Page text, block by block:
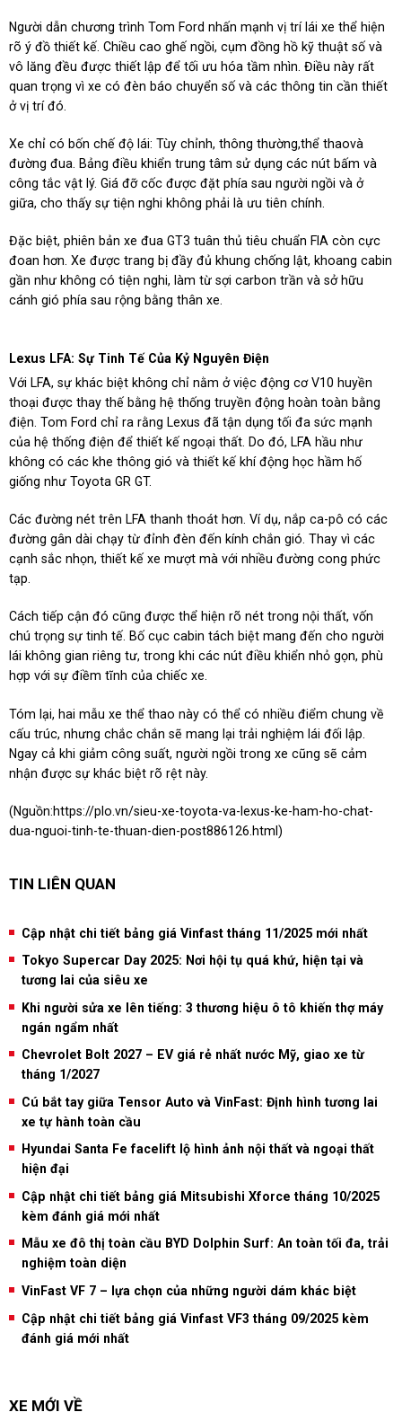
Người dẫn chương trình Tom Ford nhấn mạnh vị trí lái xe thể hiện
rõ ý đồ thiết kế. Chiều cao ghế ngồi, cụm đồng hồ kỹ thuật số và
vô lăng đều được thiết lập để tối ưu hóa tầm nhìn. Điều này rất
quan trọng vì xe có đèn báo chuyển số và các thông tin cần thiết
ở vị trí đó.
Xe chỉ có bốn chế độ lái: Tùy chỉnh, thông thường,thể thaovà
đường đua. Bảng điều khiển trung tâm sử dụng các nút bấm và
công tắc vật lý. Giá đỡ cốc được đặt phía sau người ngồi và ở
giữa, cho thấy sự tiện nghi không phải là ưu tiên chính.
Đặc biệt, phiên bản xe đua GT3 tuân thủ tiêu chuẩn FIA còn cực
đoan hơn. Xe được trang bị đầy đủ khung chống lật, khoang cabin
gần như không có tiện nghi, làm từ sợi carbon trần và sở hữu
cánh gió phía sau rộng bằng thân xe.
Lexus LFA: Sự Tinh Tế Của Kỷ Nguyên Điện
Với LFA, sự khác biệt không chỉ nằm ở việc động cơ V10 huyền
thoại được thay thế bằng hệ thống truyền động hoàn toàn bằng
điện. Tom Ford chỉ ra rằng Lexus đã tận dụng tối đa sức mạnh
của hệ thống điện để thiết kế ngoại thất. Do đó, LFA hầu như
không có các khe thông gió và thiết kế khí động học hầm hố
giống như Toyota GR GT.
Các đường nét trên LFA thanh thoát hơn. Ví dụ, nắp ca-pô có các
đường gân dài chạy từ đỉnh đèn đến kính chắn gió. Thay vì các
cạnh sắc nhọn, thiết kế xe mượt mà với nhiều đường cong phức
tạp.
Cách tiếp cận đó cũng được thể hiện rõ nét trong nội thất, vốn
chú trọng sự tinh tế. Bố cục cabin tách biệt mang đến cho người
lái không gian riêng tư, trong khi các nút điều khiển nhỏ gọn, phù
hợp với sự điềm tĩnh của chiếc xe.
Tóm lại, hai mẫu xe thể thao này có thể có nhiều điểm chung về
cấu trúc, nhưng chắc chắn sẽ mang lại trải nghiệm lái đối lập.
Ngay cả khi giảm công suất, người ngồi trong xe cũng sẽ cảm
nhận được sự khác biệt rõ rệt này.
(Nguồn:https://plo.vn/sieu-xe-toyota-va-lexus-ke-ham-ho-chat-
dua-nguoi-tinh-te-thuan-dien-post886126.html)
TIN LIÊN QUAN
Cập nhật chi tiết bảng giá Vinfast tháng 11/2025 mới nhất
Tokyo Supercar Day 2025: Nơi hội tụ quá khứ, hiện tại và
tương lai của siêu xe
Khi người sửa xe lên tiếng: 3 thương hiệu ô tô khiến thợ máy
ngán ngẩm nhất
Chevrolet Bolt 2027 – EV giá rẻ nhất nước Mỹ, giao xe từ
tháng 1/2027
Cú bắt tay giữa Tensor Auto và VinFast: Định hình tương lai
xe tự hành toàn cầu
Hyundai Santa Fe facelift lộ hình ảnh nội thất và ngoại thất
hiện đại
Cập nhật chi tiết bảng giá Mitsubishi Xforce tháng 10/2025
kèm đánh giá mới nhất
Mẫu xe đô thị toàn cầu BYD Dolphin Surf: An toàn tối đa, trải
nghiệm toàn diện
VinFast VF 7 – lựa chọn của những người dám khác biệt
Cập nhật chi tiết bảng giá Vinfast VF3 tháng 09/2025 kèm
đánh giá mới nhất
XE MỚI VỀ